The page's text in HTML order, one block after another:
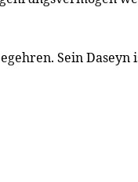
Sein Daseyn